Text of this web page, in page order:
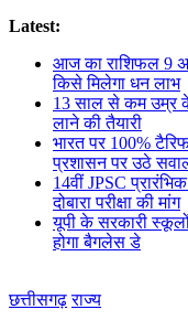
Latest:
आज का राशिफल 9
किसे मिलेगा धन लाभ
13 साल से कम उम्र
लाने की तैयारी
भारत पर 100%
प्रशासन पर उठे
14वीं JPSC प्रारंभिक
दोबारा परीक्षा की मांग
यूपी के सरकारी
होगा बैगलेस डे
छत्तीसगढ़ राज्य